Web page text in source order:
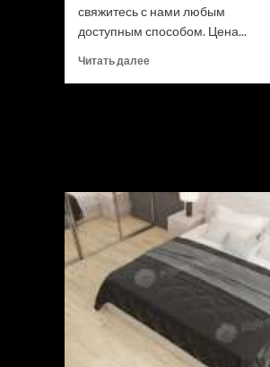
свяжитесь с нами любым
доступным способом. Цена...
Читать далееПрочитать
Трайон
D50537
(Рейтинг
цен)